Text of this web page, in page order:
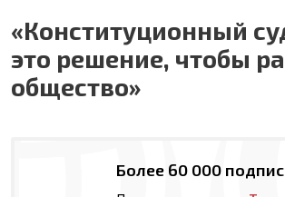
«Конституционный
это решение, чтобы
общество»
Более 60 000